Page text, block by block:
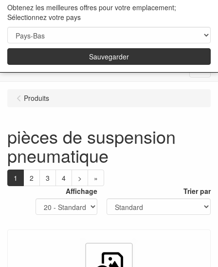
Menu
Produits
pièces de suspension
pneumatique
1 2 3 4 >
»
Affichage
Trier par
Obtenez les meilleures offres pour votre emplacement;
Sélectionnez votre pays
Sauvegarder